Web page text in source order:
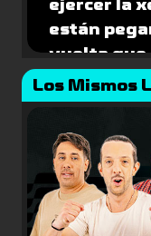
ejercer la
están
vuelta que
Los Mismos